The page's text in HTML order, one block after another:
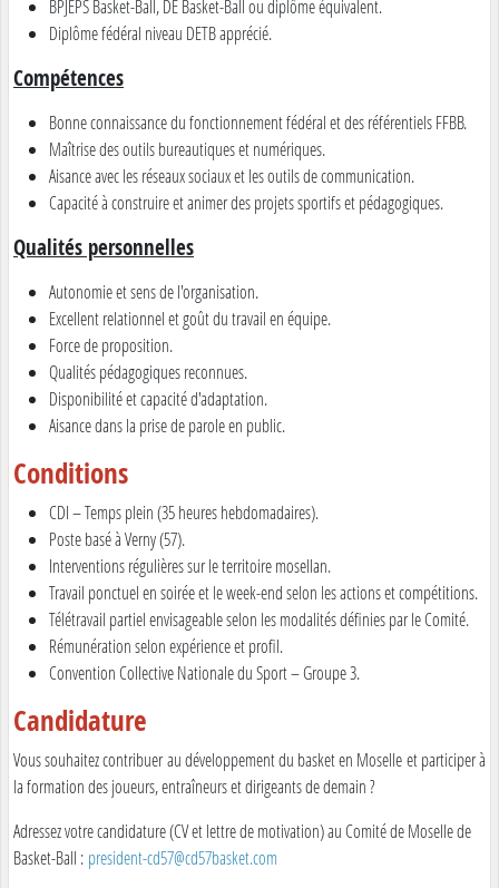
BPJEPS Basket-Ball, DE Basket-Ball ou diplôme équivalent.
Diplôme fédéral niveau DETB apprécié.
Compétences
Bonne connaissance du fonctionnement fédéral et des référentiels FFBB.
Maîtrise des outils bureautiques et numériques.
Aisance avec les réseaux sociaux et les outils de communication.
Capacité à construire et animer des projets sportifs et pédagogiques.
Qualités personnelles
Autonomie et sens de l'organisation.
Excellent relationnel et goût du travail en équipe.
Force de proposition.
Qualités pédagogiques reconnues.
Disponibilité et capacité d'adaptation.
Aisance dans la prise de parole en public.
Conditions
CDI – Temps plein (35 heures hebdomadaires).
Poste basé à Verny (57).
Interventions régulières sur le territoire mosellan.
Travail ponctuel en soirée et le week-end selon les actions et compétitions.
Télétravail partiel envisageable selon les modalités définies par le Comité.
Rémunération selon expérience et profil.
Convention Collective Nationale du Sport – Groupe 3.
Candidature
Vous souhaitez contribuer au développement du basket en Moselle et participer à
la formation des joueurs, entraîneurs et dirigeants de demain ?
Adressez votre candidature (CV et lettre de motivation) au Comité de Moselle de
Basket-Ball : president-cd57@cd57basket.com